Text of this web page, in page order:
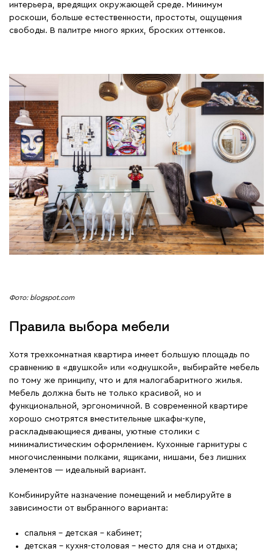
интерьера, вредящих окружающей среде. Минимум
роскоши, больше естественности, простоты, ощущения
свободы. В палитре много ярких, броских оттенков.
Фото: blogspot.com
Правила выбора мебели
Хотя трехкомнатная квартира имеет большую площадь по
сравнению в «двушкой» или «однушкой», выбирайте мебель
по тому же принципу, что и для малогабаритного жилья.
Мебель должна быть не только красивой, но и
функциональной, эргономичной. В современной квартире
хорошо смотрятся вместительные шкафы-купе,
раскладывающиеся диваны, уютные столики с
минималистическим оформлением. Кухонные гарнитуры с
многочисленными полками, ящиками, нишами, без лишних
элементов ― идеальный вариант.
Комбинируйте назначение помещений и меблируйте в
зависимости от выбранного варианта:
спальня – детская – кабинет;
детская – кухня-столовая – место для сна и отдыха;